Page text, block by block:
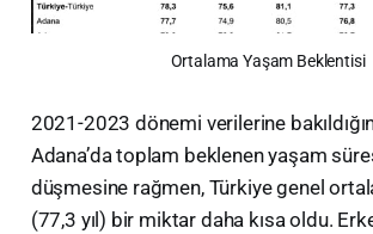
Ortalama Yaşam Beklentisi
2021-2023 dönemi verilerine
Adana’da toplam beklenen yaşam
düşmesine rağmen, Türkiye genel
(77,3 yıl) bir miktar daha kısa oldu.